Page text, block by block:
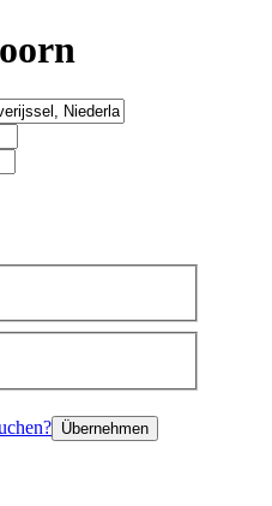
Übernehmen